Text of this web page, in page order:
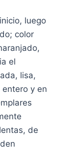
luego
color
el
lisa,
y en
de